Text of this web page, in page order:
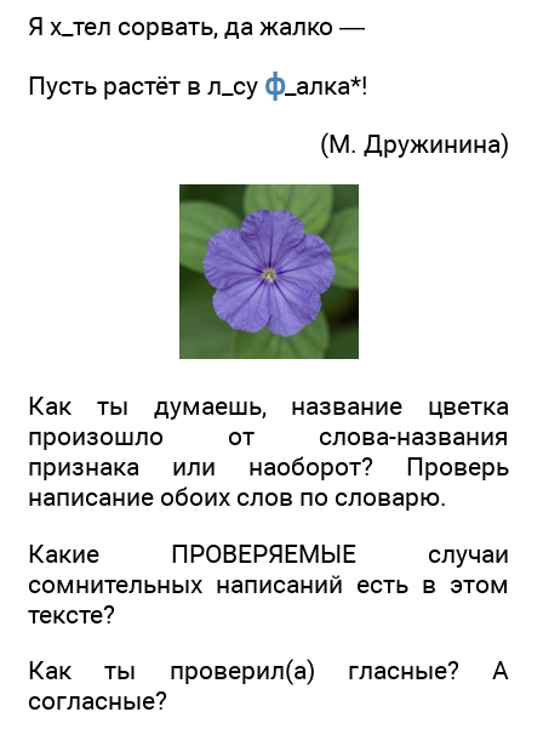
Я х_тел сорвать, да жалко —
Пусть растёт в л_су ф_алка*!
(М. Дружинина)
Как ты думаешь, название цветка
произошло от слова-названия
признака или наоборот? Проверь
написание обоих слов по словарю.
Какие ПРОВЕРЯЕМЫЕ случаи
сомнительных написаний есть в этом
тексте?
Как ты проверил(а) гласные? А
согласные?